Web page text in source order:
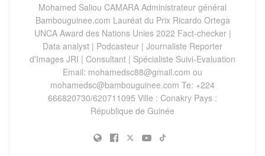
Mohamed Saliou CAMARA Administrateur général
Bambouguinee.com Lauréat du Prix Ricardo Ortega
UNCA Award des Nations Unies 2022 Fact-checker |
Data analyst | Podcasteur | Journaliste Reporter
d'Images JRI | Consultant | Spécialiste Suivi-Evaluation
Email: mohamedsc88@gmail.com ou
mohamedsc@bambouguinee.com Te: +224
666820730/620711095 Ville : Conakry Pays :
République de Guinée